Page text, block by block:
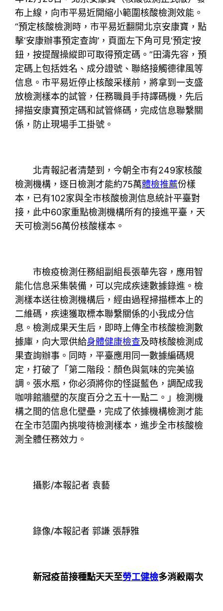
布上線，向市平易近開縮小範圍核酸檢測效能。
“預定核酸檢測時，市平易近翻開北京安康寶，點
擊‘安康辦事預定查詢’，頁面左下角可見‘預定’按
鈕，按提醒操縱即可取得預定碼。”田濤先容，預
定碼上包括姓名、成分證號、聯絡接觸德律風等
信息。市平易近停止核酸采樣前，將拿到一支盛
放檢測樣本的試管，任務職員手持譯碼機，先后
掃描安康寶預定碼和試管條碼，完成信息聯繫關
係，防止現場手工掛號。
北青報記者清楚到，今朝全市有249家核酸
檢測機構，逐日檢測才能約75萬體檢推薦份樣
本，已有102家與全市核酸檢測信息統計平臺對
接，此中60家重點檢測機構所有的接進平臺，天
天可檢測56萬份核酸樣本。
市檢疫檢測任務組副組長張華先容，應用智
能化信息采集裝備，可以完成疾速數據錄進。檢
測樣本送往檢測機構后，經由過程掃描標本上的
二維碼，疾速獲取標本聯繫關係的小我成分信
息。檢測成果天生后，即時上傳全市核酸檢測數
據庫，向大眾供給身體健康檢查及時核酸檢測成
果查詢辦事。同時，平臺應用同一數據編碼規
定，打破了「第二階段：顏色與氣味的完美協
調。張水瓶，你必須將你的怪誕藍色，調配成我
咖啡館牆壁的灰度百分之五十一點二。」檢測機
構之間的信息化壁壘，完成了依據機構檢測才能
在全市范圍內挑唆待檢測樣本，進步全市核酸檢
測全體任務效力。
攝影/本報記者 袁藝
錄像/本報記者 郭謙 張靜雅
新冠疫苗接種點天天至勞工健檢多消殺兩次